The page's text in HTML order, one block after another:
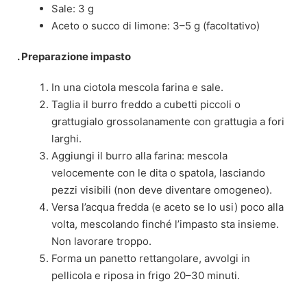
Sale: 3 g
Aceto o succo di limone: 3–5 g (facoltativo)
. Preparazione impasto
In una ciotola mescola farina e sale.
Taglia il burro freddo a cubetti piccoli o
grattugialo grossolanamente con grattugia a fori
larghi.
Aggiungi il burro alla farina: mescola
velocemente con le dita o spatola, lasciando
pezzi visibili (non deve diventare omogeneo).
Versa l’acqua fredda (e aceto se lo usi) poco alla
volta, mescolando finché l’impasto sta insieme.
Non lavorare troppo.
Forma un panetto rettangolare, avvolgi in
pellicola e riposa in frigo 20–30 minuti.